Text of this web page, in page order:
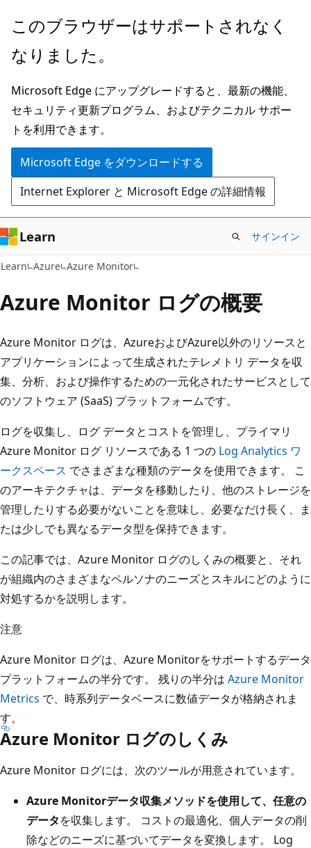
メ
ン
ン
テ
ン
ツ
に
ス
キ
ッ
プ
このブラウザーはサポートされなく
なりました。
Microsoft Edge にアップグレードすると、最新の機能、
セキュリティ更新プログラム、およびテクニカル サポー
トを利用できます。
Microsoft Edge をダウンロードする
Internet Explorer と Microsoft Edge の詳細情報
Learn サインイン
Learn Azure Azure Monitor
Azure Monitor ログの概要
Azure Monitor ログは、AzureおよびAzure以外のリソースと
アプリケーションによって生成されたテレメトリ データを収
集、分析、および操作するための一元化されたサービスとして
のソフトウェア (SaaS) プラットフォームです。
ログを収集し、ログ データとコストを管理し、プライマリ
Azure Monitor ログ リソースである 1 つの Log Analytics ワ
ークスペース でさまざまな種類のデータを使用できます。 こ
のアーキテクチャは、データを移動したり、他のストレージを
管理したりする必要がないことを意味し、必要なだけ長く、ま
たは少しでも異なるデータ型を保持できます。
この記事では、Azure Monitor ログのしくみの概要と、それ
が組織内のさまざまなペルソナのニーズとスキルにどのように
対処するかを説明します。
注意
Azure Monitor ログは、Azure Monitorをサポートするデータ
プラットフォームの半分です。 残りの半分は Azure Monitor
Metrics で、時系列データベースに数値データが格納されま
す。
Azure Monitor ログのしくみ
Azure Monitor ログには、次のツールが用意されています。
Azure Monitorデータ収集メソッドを使用して、任意の
データを収集します。 コストの最適化、個人データの削
除などのニーズに基づいてデータを変換します。 Log